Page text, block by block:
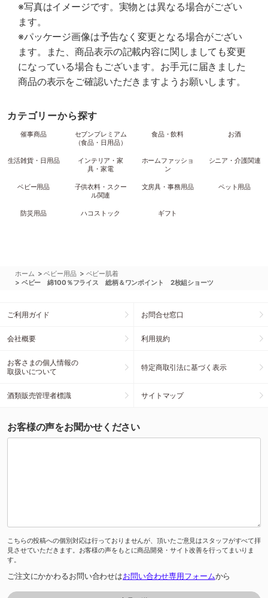
※写真はイメージです。実物とは異なる場合がござい
ます。
※パッケージ画像は予告なく変更となる場合がござい
ます。また、商品表示の記載内容に関しましても変更
になっている場合もございます。お手元に届きました
商品の表示をご確認いただきますようお願いします。
カテゴリーから探す
催事商品
セブンプレミアム
（食品・日用品）
食品・飲料 お酒
生活雑貨・日用品
インテリア・家
具・家電
ホームファッショ
ン
シニア・介護関連
ベビー用品
子供衣料・スクー
ル関連
文房具・事務用品 ペット用品
防災用品 ハコストック ギフト
ホーム >ベビー用品 > ベビー肌着
> ベビー 綿100％フライス 総柄＆ワンポイント 2枚組ショーツ
ご利用ガイド お問合せ窓口
会社概要 利用規約
お客さまの個人情報の
取扱いについて
特定商取引法に基づく表示
酒類販売管理者標識 サイトマップ
お客様の声をお聞かせください
こちらの投稿への個別対応は行っておりませんが、頂いたご意見はスタッフがすべて拝
見させていただきます。お客様の声をもとに商品開発・サイト改善を行ってまいりま
す。
ご注文にかかわるお問い合わせはお問い合わせ専用フォームから